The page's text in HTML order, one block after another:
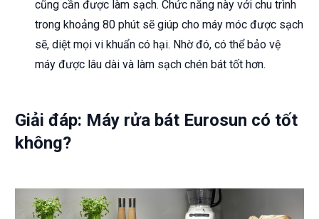
cũng cần được làm sạch. Chức năng này với chu trình
trong khoảng 80 phút sẽ giúp cho máy móc được sạch
sẽ, diệt mọi vi khuẩn có hại. Nhờ đó, có thể bảo vệ
máy được lâu dài và làm sạch chén bát tốt hơn.
Giải đáp: Máy rửa bát Eurosun có tốt
không?